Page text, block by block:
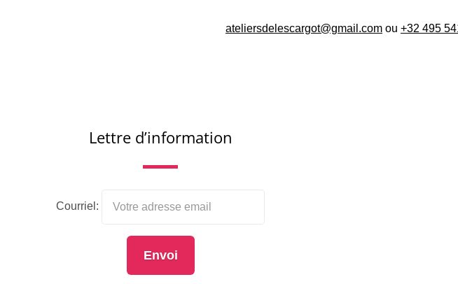
ateliersdelescargot@gmail.com ou +32 495
Lettre d’information
Courriel: